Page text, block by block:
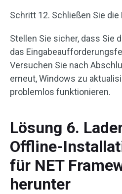
Schritt 12. Schließen Sie
Stellen Sie sicher, dass Sie
das
Versuchen Sie nach
erneut, Windows zu
problemlos funktionieren.
Lösung 6.
Offline-
für NET
herunter